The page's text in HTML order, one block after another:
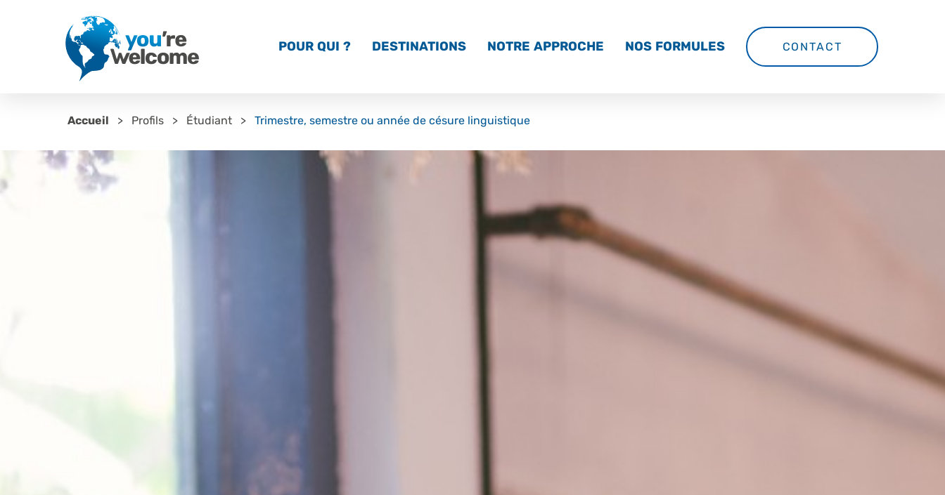
POUR QUI ? DESTINATIONS NOTRE APPROCHE NOS FORMULES CONTACT
Accueil Profils Étudiant Trimestre, semestre ou année de césure linguistique